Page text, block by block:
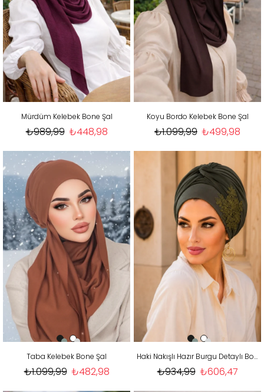
Mürdüm Kelebek Bone Şal
₺448,98
₺989,99
Koyu Bordo Kelebek Bone Şal
₺499,98
₺1.099,99
Taba Kelebek Bone Şal
₺482,98
₺1.099,99
Haki Nakışlı Hazır Burgu Detaylı Bone
₺606,47
₺934,99